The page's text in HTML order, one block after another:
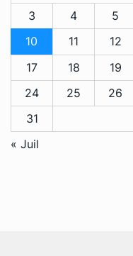
3
4 5
10
11 12
17
18 19
24
25 26
31
« Juil